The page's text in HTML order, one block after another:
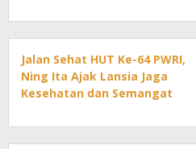
Jalan Sehat HUT Ke-64 PWRI,
Ning Ita Ajak Lansia Jaga
Kesehatan dan Semangat